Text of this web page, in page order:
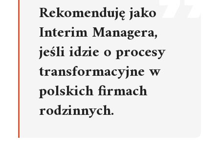
Rekomenduję jako
Interim Managera,
jeśli idzie o procesy
transformacyjne w
polskich firmach
rodzinnych.